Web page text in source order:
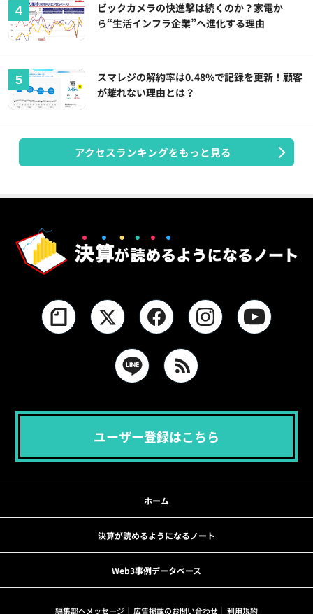
ビックカメラの快進撃は続くのか？家電か
ら“生活インフラ企業”へ進化する理由
スマレジの解約率は0.48%で記録を更新！顧客
が離れない理由とは？
アクセスランキングをもっと見る
ユーザー登録はこちら
ホーム
決算が読めるようになるノート
Web3事例データベース
編集部へメッセージ 広告掲載のお問い合わせ 利用規約